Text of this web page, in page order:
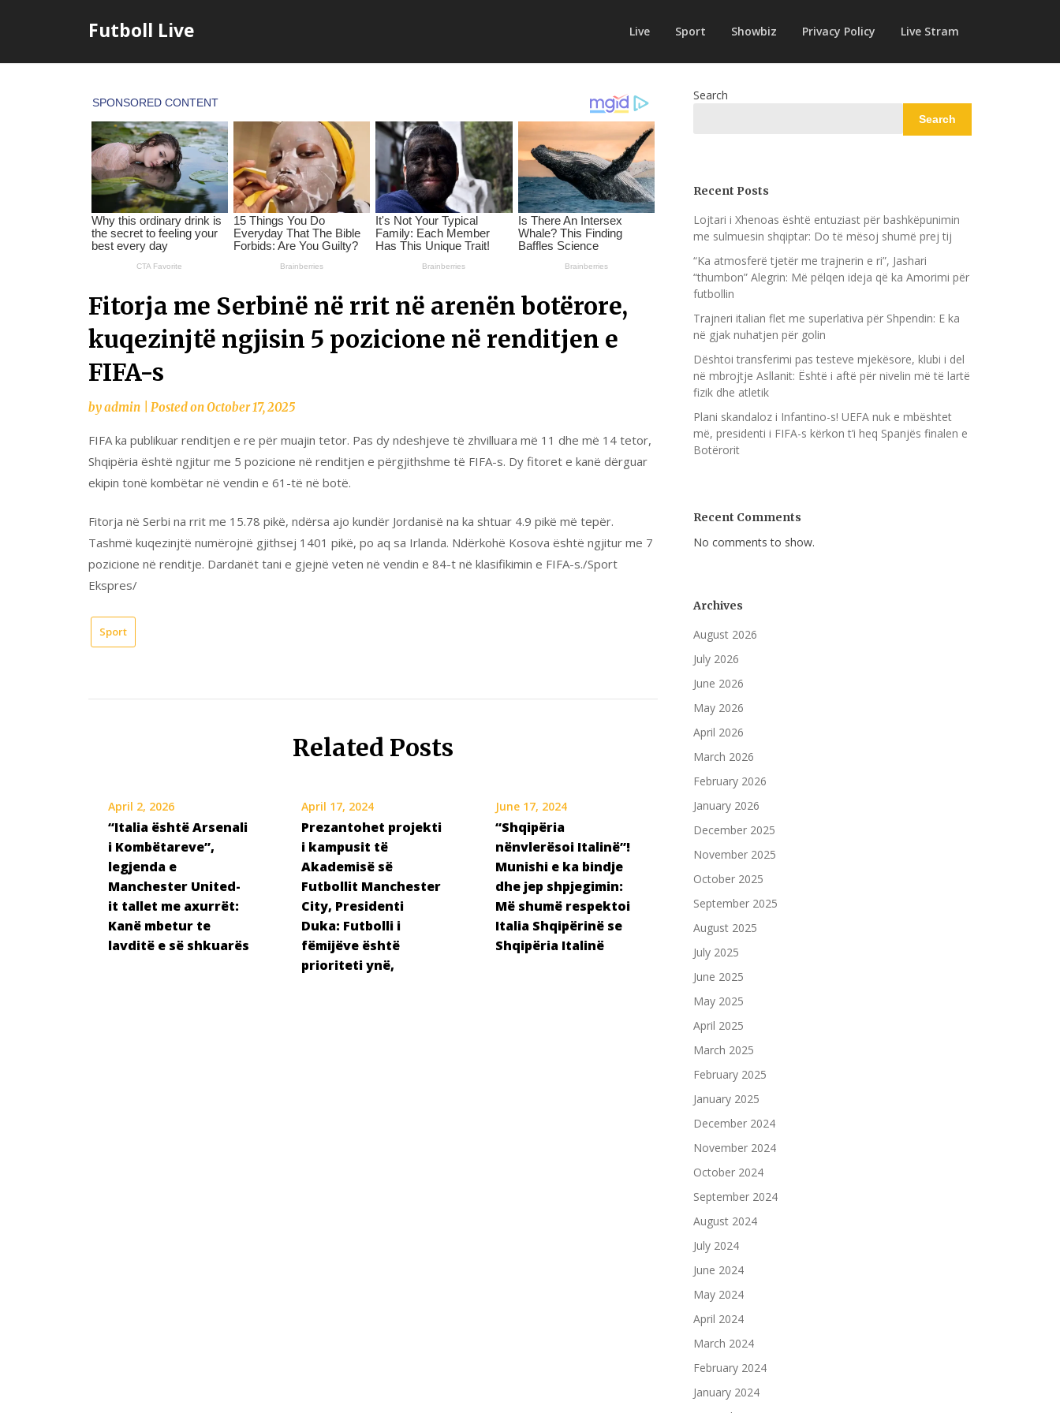
Futboll Live Live Sport Showbiz Privacy Policy Live Stram
Fitorja me Serbinë në rrit në arenën botërore,
kuqezinjtë ngjisin 5 pozicione në renditjen e
FIFA-s
byadmin Posted onOctober 17, 2025
FIFA ka publikuar renditjen e re për muajin tetor. Pas dy ndeshjeve të zhvilluara më 11 dhe më 14 tetor,
Shqipëria është ngjitur me 5 pozicione në renditjen e përgjithshme të FIFA-s. Dy fitoret e kanë dërguar
ekipin tonë kombëtar në vendin e 61-të në botë.
Fitorja në Serbi na rrit me 15.78 pikë, ndërsa ajo kundër Jordanisë na ka shtuar 4.9 pikë më tepër.
Tashmë kuqezinjtë numërojnë gjithsej 1401 pikë, po aq sa Irlanda. Ndërkohë Kosova është ngjitur me 7
pozicione në renditje. Dardanët tani e gjejnë veten në vendin e 84-t në klasifikimin e FIFA-s./Sport
Ekspres/
Sport
Related Posts
April 2, 2026
“Italia është Arsenali
i Kombëtareve”,
legjenda e
Manchester United-
it tallet me axurrët:
Kanë mbetur te
lavditë e së shkuarës
April 17, 2024
Prezantohet projekti
i kampusit të
Akademisë së
Futbollit Manchester
City, Presidenti
Duka: Futbolli i
fëmijëve është
prioriteti ynë,
June 17, 2024
“Shqipëria
nënvlerësoi Italinë”!
Munishi e ka bindje
dhe jep shpjegimin:
Më shumë respektoi
Italia Shqipërinë se
Shqipëria Italinë
Search
Search
Recent Posts
Lojtari i Xhenoas është entuziast për bashkëpunimin
me sulmuesin shqiptar: Do të mësoj shumë prej tij
“Ka atmosferë tjetër me trajnerin e ri”, Jashari
“thumbon” Alegrin: Më pëlqen ideja që ka Amorimi për
futbollin
Trajneri italian flet me superlativa për Shpendin: E ka
në gjak nuhatjen për golin
Dështoi transferimi pas testeve mjekësore, klubi i del
në mbrojtje Asllanit: Është i aftë për nivelin më të lartë
fizik dhe atletik
Plani skandaloz i Infantino-s! UEFA nuk e mbështet
më, presidenti i FIFA-s kërkon t’i heq Spanjës finalen e
Botërorit
Recent Comments
No comments to show.
Archives
August 2026
July 2026
June 2026
May 2026
April 2026
March 2026
February 2026
January 2026
December 2025
November 2025
October 2025
September 2025
August 2025
July 2025
June 2025
May 2025
April 2025
March 2025
February 2025
January 2025
December 2024
November 2024
October 2024
September 2024
August 2024
July 2024
June 2024
May 2024
April 2024
March 2024
February 2024
January 2024